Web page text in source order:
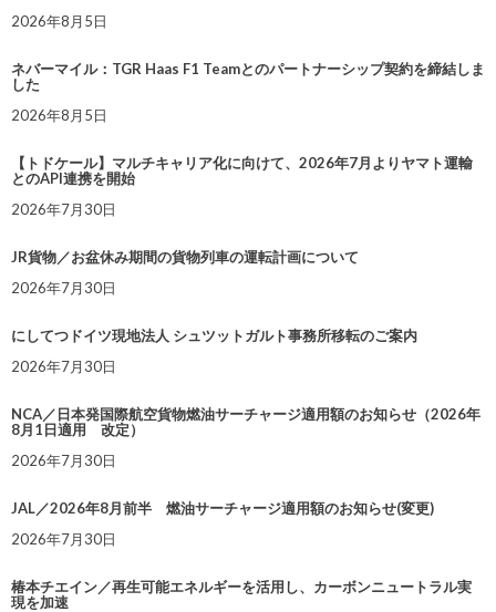
2026年8月5日
ネバーマイル：TGR Haas F1 Teamとのパートナーシップ契約を締結しま
した
2026年8月5日
【トドケール】マルチキャリア化に向けて、2026年7月よりヤマト運輸
とのAPI連携を開始
2026年7月30日
JR貨物／お盆休み期間の貨物列車の運転計画について
2026年7月30日
にしてつドイツ現地法人 シュツットガルト事務所移転のご案内
2026年7月30日
NCA／日本発国際航空貨物燃油サーチャージ適用額のお知らせ（2026年
8月1日適用 改定）
2026年7月30日
JAL／2026年8月前半 燃油サーチャージ適用額のお知らせ(変更)
2026年7月30日
椿本チエイン／再生可能エネルギーを活用し、カーボンニュートラル実
現を加速